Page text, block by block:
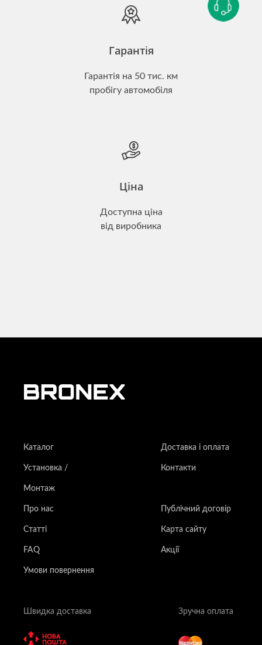
Гарантія
Гарантія на 50 тис. км
пробігу автомобіля
Ціна
Доступна ціна
від виробника
Каталог Доставка і оплата
Установка /
Монтаж
Контакти
Про нас Публічний договір
Статті Карта сайту
FAQ Акції
Умови повернення
Швидка доставка Зручна оплата